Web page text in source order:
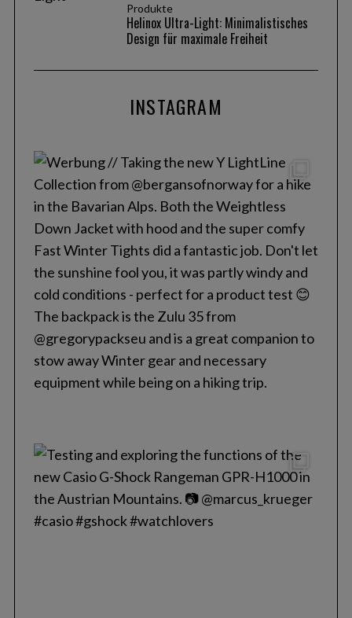
Produkte
Helinox Ultra-Light: Minimalistisches
Design für maximale Freiheit
INSTAGRAM